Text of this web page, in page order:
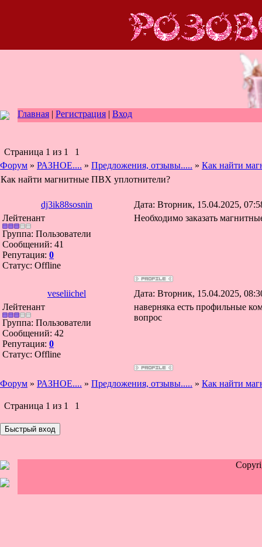
Главная | Регистрация | Вход
Страница 1 из 1
1
Форум » РАЗНОЕ.... » Предложения, отзывы..... » Как найти
Как найти магнитные ПВХ уплотнители?
dj3ik88sosnin
Дата: Вторник, 15.04.2025,
Лейтенант
Группа: Пользователи
Сообщений: 41
Репутация: 0
Статус: Offline
Необходимо заказать
veseliichel
Дата: Вторник, 15.04.2025,
Лейтенант
Группа: Пользователи
Сообщений: 42
Репутация: 0
Статус: Offline
наверняка есть профильные
вопрос
Форум » РАЗНОЕ.... » Предложения, отзывы..... » Как найти
Страница 1 из 1 1